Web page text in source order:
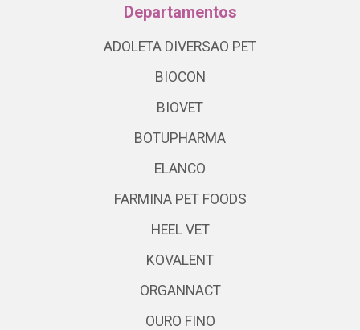
Departamentos
ADOLETA DIVERSAO PET
BIOCON
BIOVET
BOTUPHARMA
ELANCO
FARMINA PET FOODS
HEEL VET
KOVALENT
ORGANNACT
OURO FINO